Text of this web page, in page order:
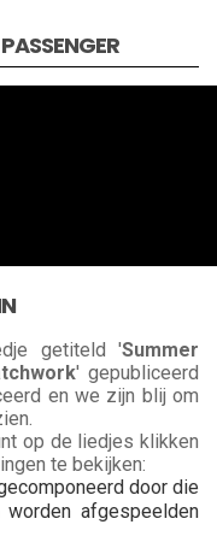
getiteld 'Summer
' gepubliceerd
en we zijn blij om
op de liedjes klikken
te bekijken:
door die
afgespeelden